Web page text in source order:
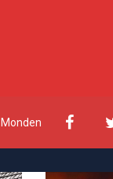
Monden